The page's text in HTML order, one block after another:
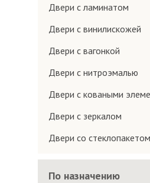
Двери с ламинатом
Двери с винилискожей
Двери с вагонкой
Двери с нитроэмалью
Двери с коваными
Двери с зеркалом
Двери со стеклопакетом
По назначению